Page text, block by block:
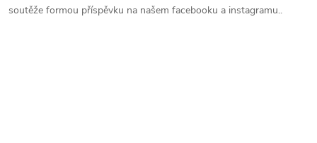
soutěže formou příspěvku na našem facebooku a instagramu..